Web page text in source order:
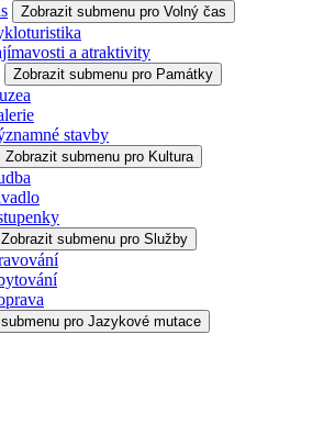
Zobrazit submenu pro Volný čas
a atraktivity
Zobrazit submenu pro Památky
stavby
Zobrazit submenu pro Kultura
Zobrazit submenu pro Služby
pro Jazykové mutace